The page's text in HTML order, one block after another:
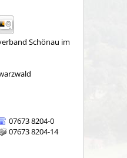
Schönau im
07673 8204-0
07673 8204-14